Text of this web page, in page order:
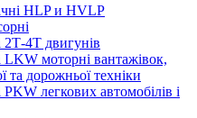
HLP и HVLP
2Т-4Т двигунів
моторні вантажівок,
та дорожньої техніки
легкових автомобілів і